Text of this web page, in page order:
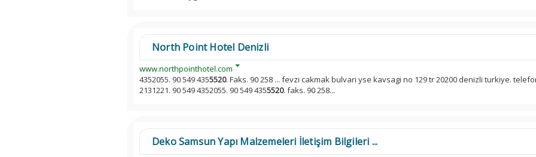
North Point Hotel Denizli
www.northpointhotel.com
4352055. 90 549 4355520. Faks. 90 258 ... fevzi cakmak bulvari yse kavsagi no 129 tr 20200 denizli turkiye.
2131221. 90 549 4352055. 90 549 4355520. faks. 90 258...
Deko Samsun Yapı Malzemeleri İletişim Bilgileri ...